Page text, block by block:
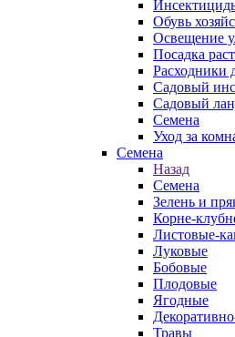
Обувь
Освещение
Посадка
Расходники
Садовый
Садовый
Семена
Уход за
Семена
Назад
Семена
Зелень и
Корне-
Листовые-
Луковые
Бобовые
Плодовые
Ягодные
Травы